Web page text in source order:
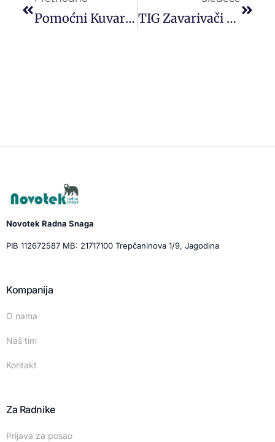
Pomoćni Kuvari Za Rad U Nemačkoj Sa EU Papirima TIG Zavarivači Za Rad U Francuskoj
Novotek Radna Snaga
PIB 112672587 MB: 21717100 Trepčaninova 1/9, Jagodina
Kompanija
O nama
Naš tim
Kontakt
Za Radnike
Prijava za posao